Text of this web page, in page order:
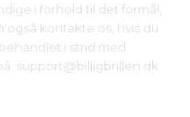
i forhold til det formål,
også kontakte os, hvis du
i strid med
support@billigbrillen.dk